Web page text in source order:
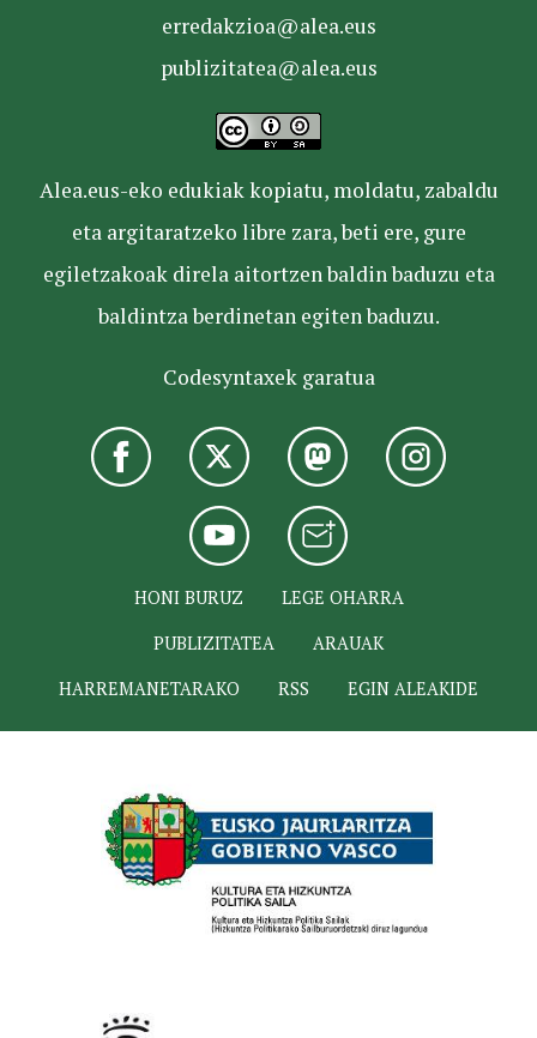
erredakzioa@alea.eus
publizitatea@alea.eus
Alea.eus-eko edukiak kopiatu, moldatu, zabaldu
eta argitaratzeko libre zara, beti ere, gure
egiletzakoak direla aitortzen baldin baduzu eta
baldintza berdinetan egiten baduzu.
Codesyntaxek garatua
HONI BURUZ
LEGE OHARRA
PUBLIZITATEA
ARAUAK
HARREMANETARAKO
RSS EGIN ALEAKIDE